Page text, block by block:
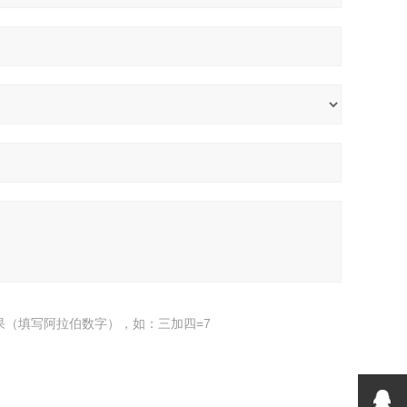
（填写阿拉伯数字），如：三加四=7